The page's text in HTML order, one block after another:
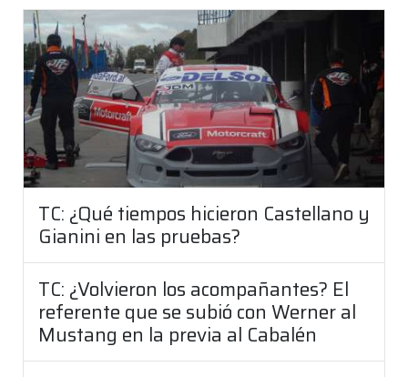
TC: ¿Qué tiempos hicieron Castellano y
Gianini en las pruebas?
TC: ¿Volvieron los acompañantes? El
referente que se subió con Werner al
Mustang en la previa al Cabalén